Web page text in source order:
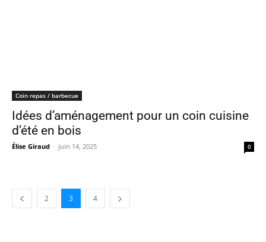
Coin repas / barbecue
Idées d’aménagement pour un coin cuisine
d’été en bois
Élise Giraud - juin 14, 2025 0
2 3 4